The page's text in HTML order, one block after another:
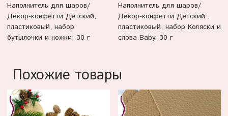
Наполнитель для шаров/
Декор-конфетти Детский,
пластиковый, набор
бутылочки и ножки, 30 г
Наполнитель для шаров/
Декор-конфетти Детский ,
пластиковый, набор Коляски и
слова Baby, 30 г
Похожие товары